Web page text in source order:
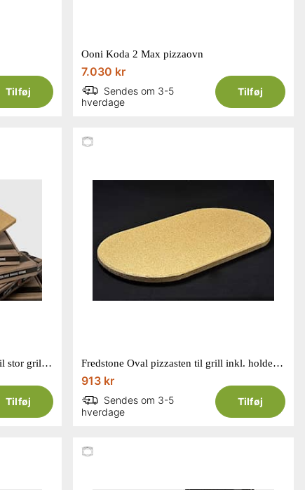
Tilføj
Ooni Koda 2 Max pizzaovn
7.030 kr
Sendes om 3-5
hverdage
Tilføj
Fredstone XL bage- og pizzasten til stor grill 600 x 305 x 20 mm
Tilføj
Fredstone Oval pizzasten til grill inkl. holder til grill 590 x 325 x 16 mm
913 kr
Sendes om 3-5
hverdage
Tilføj